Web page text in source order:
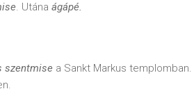
. Utána ágápé.
szentmise a Sankt Markus templomban.